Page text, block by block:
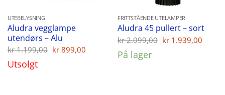
UTEBELYSNING
Aludra vegglampe
utendørs – Alu
kr1.199,00 Opprinnelig
kr 899,00 Nåværende
Utsolgt
FRITTSTÅENDE UTELAMPER
Aludra 45 pullert – sort
kr2.099,00 Opprinnelig
kr 1.939,00
På lager